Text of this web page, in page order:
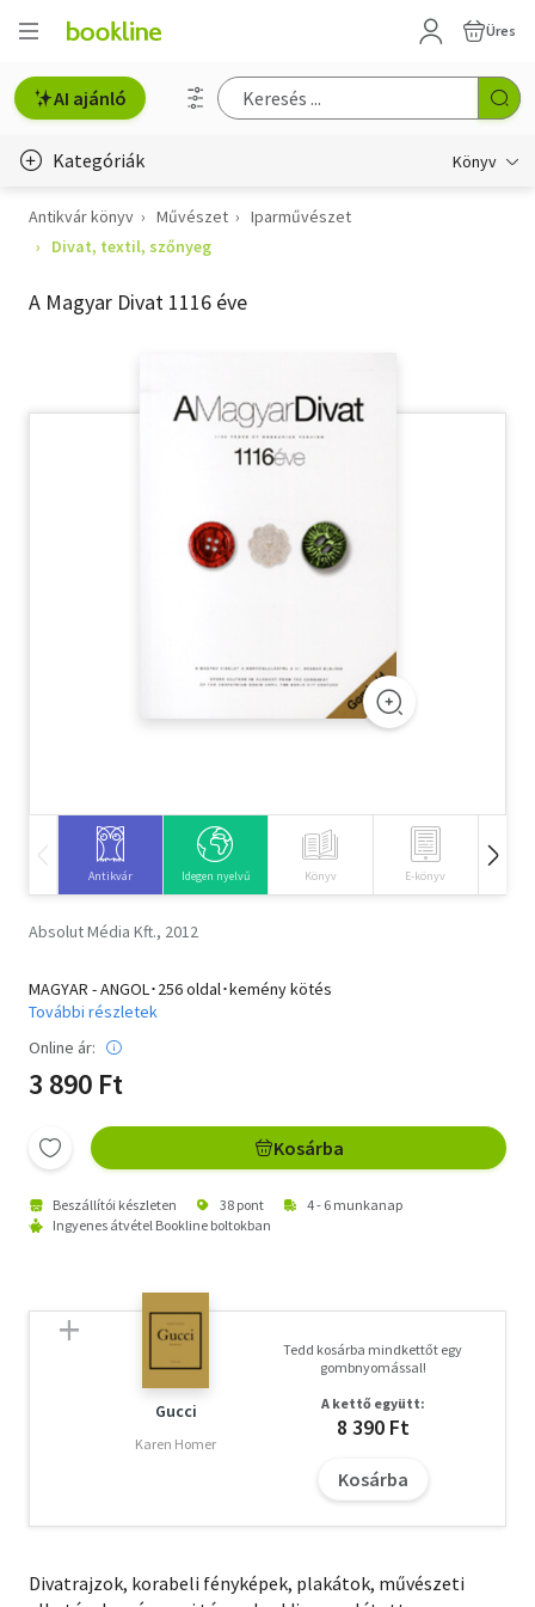
Üres
AI ajánló
Kategóriák Könyv
Életmód, egészség
Gyermek- és ifjúsági
Antikvár könyv Művészet
Iparművészet
Divat, textil, szőnyeg
A Magyar Divat 1116 éve
Antikvár Idegen nyelvű Könyv E-könyv
Absolut Média Kft., 2012
MAGYAR - ANGOL･256 oldal･kemény kötés
További részletek
Online ár:
3 890 Ft
Kosárba
Beszállítói készleten 38 pont
4 - 6 munkanap
Ingyenes átvétel Bookline boltokban
Gucci
Karen Homer
Tedd kosárba mindkettőt egy
gombnyomással!
A kettő együtt:
8 390 Ft
Kosárba
Divatrajzok, korabeli fényképek, plakátok, művészeti